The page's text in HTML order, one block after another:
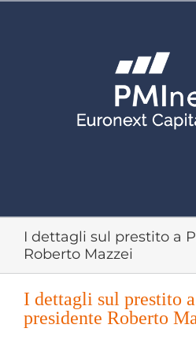
I dettagli sul prestito a
Roberto Mazzei
I dettagli sul prestito
presidente Roberto